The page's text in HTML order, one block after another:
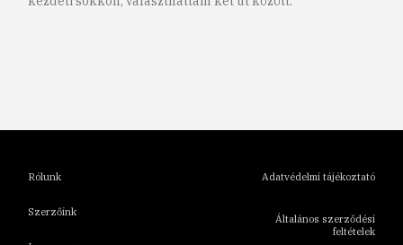
Rólunk
Szerzőink
Adatvédelmi tájékoztató
Általános szerződési
feltételek